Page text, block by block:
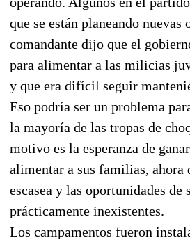
que se están planeando nuevas
comandante dijo que el
para alimentar a las milicias
y que era difícil seguir
Eso podría ser un problema
la mayoría de las tropas de
motivo es la esperanza de
alimentar a sus familias, ahora
escasea y las oportunidades de
prácticamente inexistentes.
Los campamentos fueron